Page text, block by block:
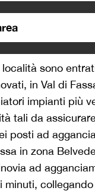
località sono
in Val di
impianti più
tali da
posti ad
in zona
ad
minuti,